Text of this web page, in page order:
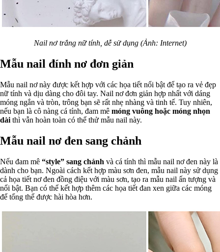
Nail nơ trắng nữ tính, dễ sử dụng (Ảnh: Internet)
Mẫu nail đính nơ đơn giản
Mẫu nail nơ này được kết hợp với các họa tiết nổi bật để tạo ra vẻ đẹp
nữ tính và dịu dàng cho đôi tay. Nail nơ đơn giản hợp nhất với dáng
móng ngắn và tròn, trông bạn sẽ rất nhẹ nhàng và tinh tế. Tuy nhiên,
nếu bạn là cô nàng cá tính, đam mê móng vuông hoặc móng nhọn
dài thì vẫn hoàn toàn có thể thử mẫu nail này.
Mẫu nail nơ đen sang chảnh
Nếu đam mê “style” sang chảnh và cá tính thì mẫu nail nơ đen này là
dành cho bạn. Ngoài cách kết hợp màu sơn đen, mẫu nail này sử dụng
cả họa tiết nơ đen đồng điệu với màu sơn, tạo ra mẫu nail ấn tượng và
nổi bật. Bạn có thể kết hợp thêm các họa tiết đan xen giữa các móng
để tổng thể được hài hòa hơn.